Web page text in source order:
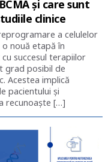
și care sunt
clinice
a celulelor
nouă etapă în
succesul terapiilor
grad posibil de
Acestea implică
pacientului și
recunoaște […]